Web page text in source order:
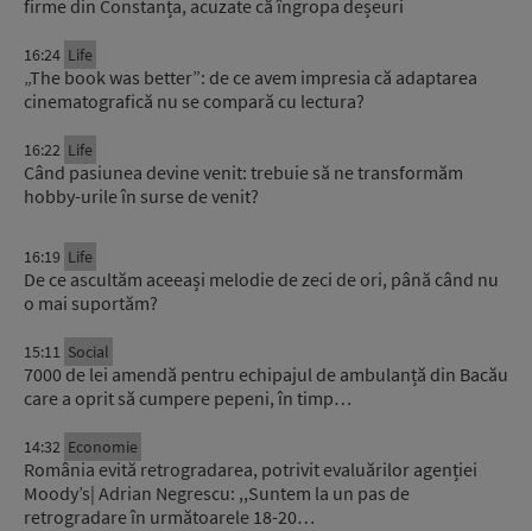
firme din Constanța, acuzate că îngropa deșeuri
16:24 Life
„The book was better”: de ce avem impresia că adaptarea
cinematografică nu se compară cu lectura?
16:22 Life
Când pasiunea devine venit: trebuie să ne transformăm
hobby-urile în surse de venit?
16:19 Life
De ce ascultăm aceeași melodie de zeci de ori, până când nu
o mai suportăm?
15:11 Social
7000 de lei amendă pentru echipajul de ambulanță din Bacău
care a oprit să cumpere pepeni, în timp…
14:32 Economie
România evită retrogradarea, potrivit evaluărilor agenției
Moody’s| Adrian Negrescu: ,,Suntem la un pas de
retrogradare în următoarele 18-20…